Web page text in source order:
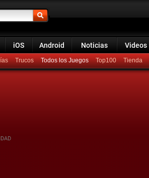
iOS Android Noticias Videos
Trucos Todos los Juegos Top100